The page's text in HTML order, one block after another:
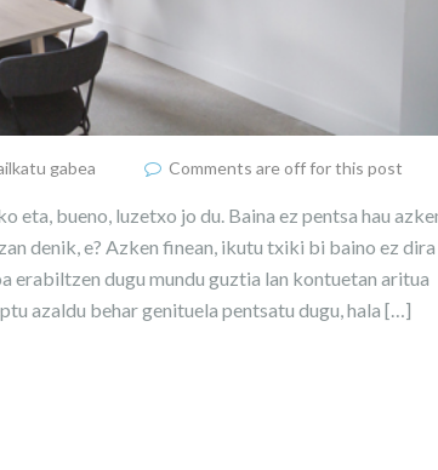
gabea Comments are off for this post
eta, bueno, luzetxo jo du. Baina ez pentsa hau
denik, e? Azken finean, ikutu txiki bi baino ez dira
erabiltzen dugu mundu guztia lan kontuetan aritua
azaldu behar genituela pentsatu dugu, hala […]